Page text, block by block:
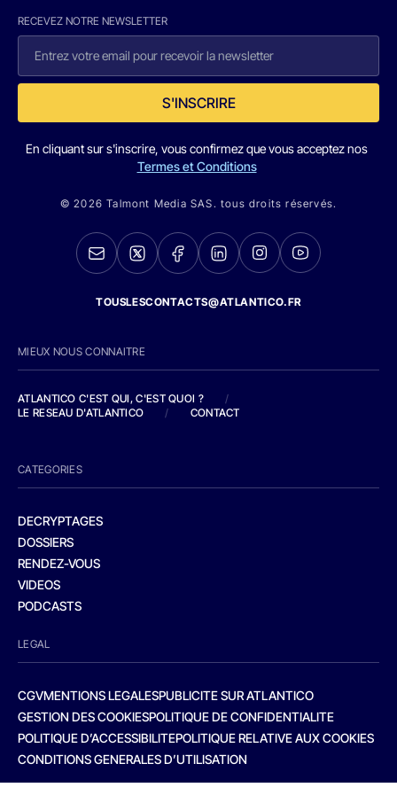
RECEVEZ NOTRE NEWSLETTER
S'INSCRIRE
En cliquant sur s'inscrire, vous confirmez que vous acceptez nos
Termes et Conditions
© 2026 Talmont Media SAS. tous droits réservés.
TOUSLESCONTACTS@ATLANTICO.FR
MIEUX NOUS CONNAITRE
ATLANTICO C'EST QUI, C'EST QUOI ?
/
LE RESEAU D'ATLANTICO
/ CONTACT
CATEGORIES
DECRYPTAGES
DOSSIERS
RENDEZ-VOUS
VIDEOS
PODCASTS
LEGAL
CGVMENTIONS LEGALESPUBLICITE SUR ATLANTICO
GESTION DES COOKIESPOLITIQUE DE CONFIDENTIALITE
POLITIQUE D’ACCESSIBILITEPOLITIQUE RELATIVE AUX COOKIES
CONDITIONS GENERALES D’UTILISATION